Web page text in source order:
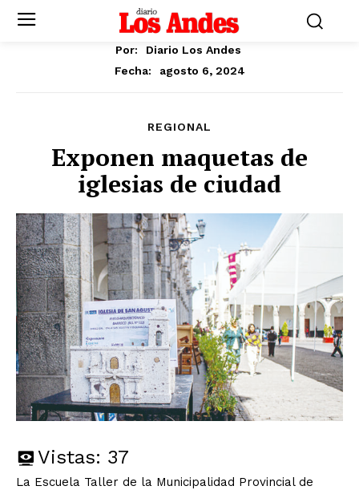
Por:
Diario Los Andes
Fecha:
agosto 6, 2024
REGIONAL
Exponen maquetas de
iglesias de ciudad
Vistas: 37
La Escuela Taller de la Municipalidad Provincial de